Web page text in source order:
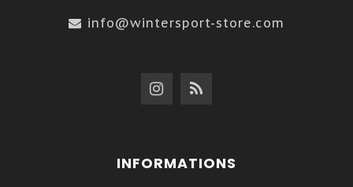
info@wintersport-store.com
INFORMATIONS